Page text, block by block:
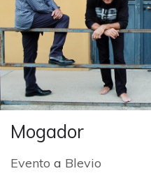
Mogador
Evento a Blevio